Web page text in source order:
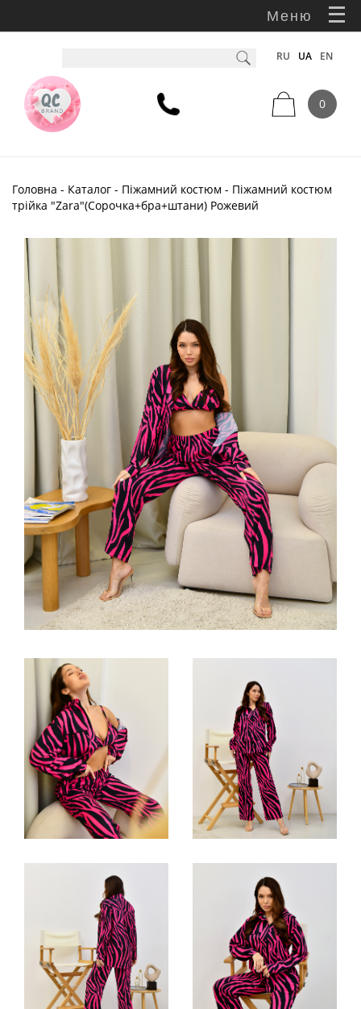
Меню
RU UA EN
0
Головна - Каталог - Піжамний костюм - Піжамний костюм
трійка "Zаra"(Сорочка+бра+штани) Рожевий